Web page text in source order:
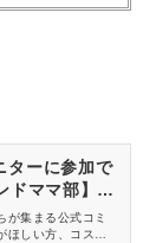
ターに参加で
ドママ部】部
が集まる公式コミ
しい方、コスメサ